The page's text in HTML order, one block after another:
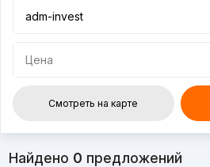
Цена
Смотреть на карте
Найдено 0 предложений